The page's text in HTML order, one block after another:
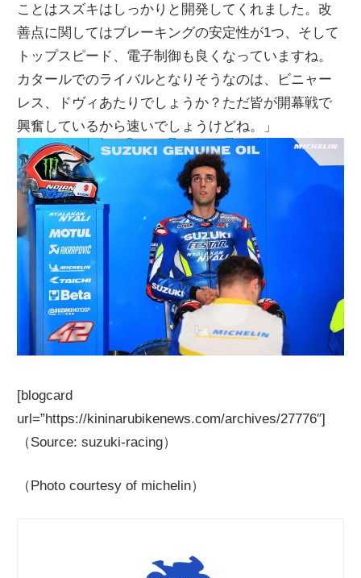
ことはスズキはしっかりと開発してくれました。改
善点に関してはブレーキングの安定性が1つ、そして
トップスピード、電子制御も良くなっていますね。
カタールでのライバルとなりそうなのは、ビニャー
レス、ドヴィあたりでしょうか？ただ皆が開幕戦で
興奮しているから速いでしょうけどね。」
[blogcard
url=”https://kininarubikenews.com/archives/27776″]
（Source: suzuki-racing）
（Photo courtesy of michelin）